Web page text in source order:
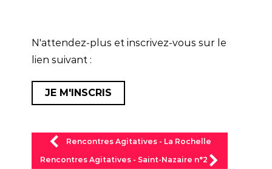
N'attendez-plus et inscrivez-vous sur le
lien suivant :
JE M'INSCRIS
Rencontres Agitatives - La Rochelle
Rencontres Agitatives - Saint-Nazaire n°2